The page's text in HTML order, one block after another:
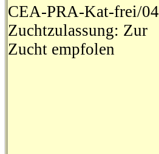
CEA-PRA-Kat-frei/04
Zuchtzulassung: Zur
Zucht empfolen